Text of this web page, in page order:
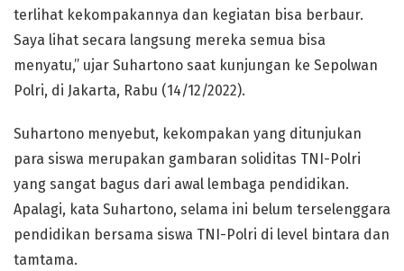
terlihat kekompakannya dan kegiatan bisa berbaur.
Saya lihat secara langsung mereka semua bisa
menyatu,” ujar Suhartono saat kunjungan ke Sepolwan
Polri, di Jakarta, Rabu (14/12/2022).
Suhartono menyebut, kekompakan yang ditunjukan
para siswa merupakan gambaran soliditas TNI-Polri
yang sangat bagus dari awal lembaga pendidikan.
Apalagi, kata Suhartono, selama ini belum terselenggara
pendidikan bersama siswa TNI-Polri di level bintara dan
tamtama.